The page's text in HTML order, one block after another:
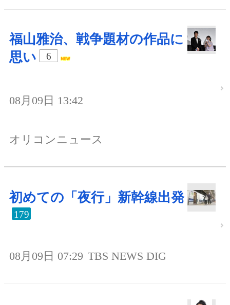
福山雅治、戦争題材の作品に
思い
6
08月09日 13:42
オリコンニュース
初めての「夜行」新幹線出発
179
08月09日 07:29 TBS NEWS DIG